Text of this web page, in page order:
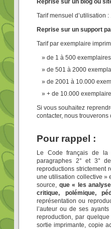
Reprise sur un blog ou
Tarif mensuel d’utilisation
Reprise sur un support
Tarif par exemplaire
de 1 à 500
de 501 à 2000
de 2001 à 10.000
+ de 10.000
Si vous souhaitez
contacter, nous
Pour rappel :
Le Code français de la
paragraphes 2° et 3°
reproductions strictement
une utilisation collective »
source, que « les
critique, polémique,
représentation ou
l’auteur ou de ses
reproduction, par
sortie imprimante, copie